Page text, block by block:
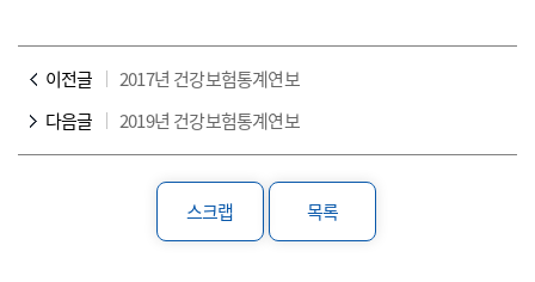
이전글
2017년 건강보험통계연보
다음글
2019년 건강보험통계연보
스크랩 목록